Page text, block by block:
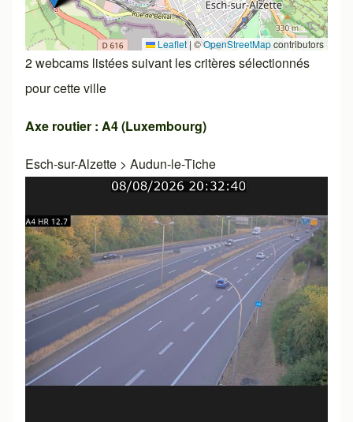
Leaflet | ©OpenStreetMapcontributors
2 webcams listées suivant les critères sélectionnés
pour cette ville
Axe routier : A4 (Luxembourg)
Esch-sur-Alzette > Audun-le-Tiche